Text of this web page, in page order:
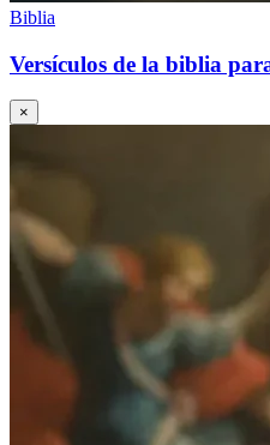
Biblia
Versículos de la biblia
×